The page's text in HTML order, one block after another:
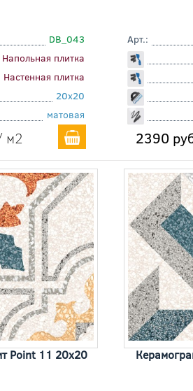
DB_043
Напольная плитка
Настенная плитка
20x20
матовая
м2
Арт.:
2390
Point 11 20x20